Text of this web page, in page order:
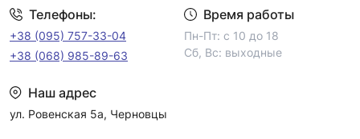
Телефоны:
+38 (095) 757-33-04
+38 (068) 985-89-63
Время работы
Пн-Пт: с 10 до 18
Сб, Вс: выходные
Наш адрес
ул. Ровенская 5а, Черновцы